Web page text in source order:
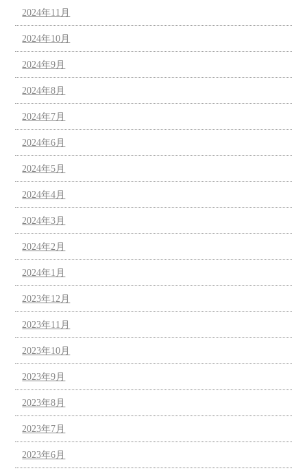
2024年11月
2024年10月
2024年9月
2024年8月
2024年7月
2024年6月
2024年5月
2024年4月
2024年3月
2024年2月
2024年1月
2023年12月
2023年11月
2023年10月
2023年9月
2023年8月
2023年7月
2023年6月